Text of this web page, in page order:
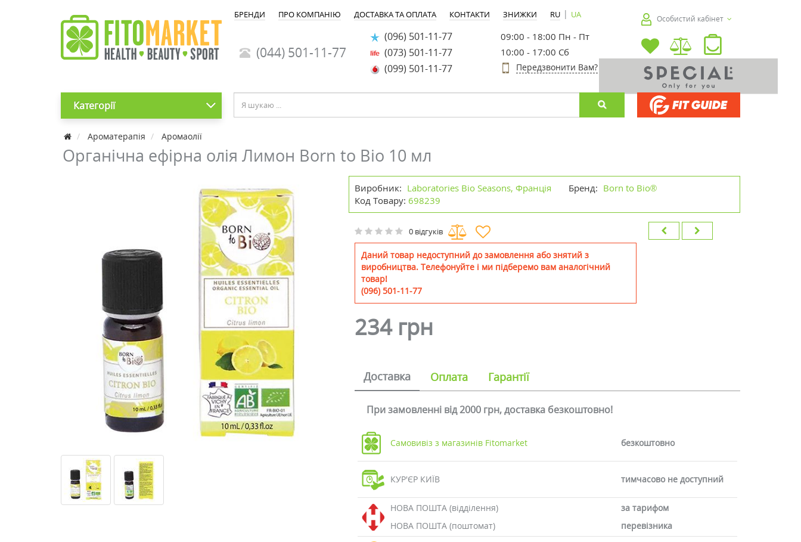
БРЕНДИ ПРО КОМПАНІЮ ДОСТАВКА ТА ОПЛАТА КОНТАКТИ ЗНИЖКИ RU | UA
(044) 501-11-77
(096) 501-11-77
(073) 501-11-77
(099) 501-11-77
09:00 - 18:00 Пн - Пт
10:00 - 17:00 Сб
Передзвонити Вам?
Особистий кабінет
Категорії
Ароматерапія Аромаолії
Органічна ефірна олія Лимон Born to Bio 10 мл
Виробник: Laboratories Bio Seasons, Франція Бренд: Born to Bio®
Код Товару: 698239
0 відгуків
Даний товар недоступний до замовлення або знятий з
виробництва. Телефонуйте і ми підберемо вам аналогічний
товар!
(096) 501-11-77
234 грн
Доставка Оплата Гарантії
При замовленні від 2000 грн, доставка безкоштовно!
Самовивіз з магазинів Fitomarket безкоштовно
КУР'ЄР КИЇВ тимчасово не доступний
НОВА ПОШТА (відділення)
за тарифом
НОВА ПОШТА (поштомат)
перевізника